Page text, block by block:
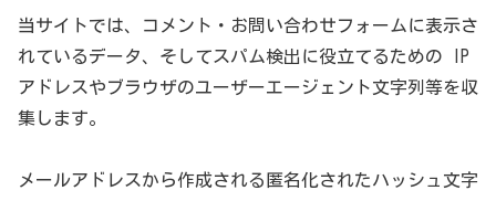
当サイトでは、コメント・お問い合わせフォームに表示さ
れているデータ、そしてスパム検出に役立てるための IP
アドレスやブラウザのユーザーエージェント文字列等を収
集します。
メールアドレスから作成される匿名化されたハッシュ文字